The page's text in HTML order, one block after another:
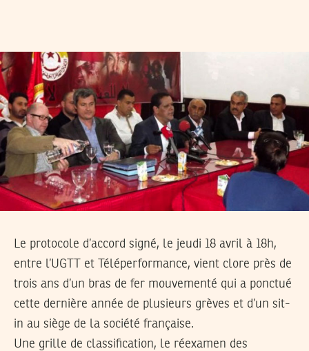
Le protocole d’accord signé, le jeudi 18 avril à 18h,
entre l’UGTT et Téléperformance, vient clore près de
trois ans d’un bras de fer mouvementé qui a ponctué
cette dernière année de plusieurs grèves et d’un sit-
in au siège de la société française.
Une grille de classification, le réexamen des